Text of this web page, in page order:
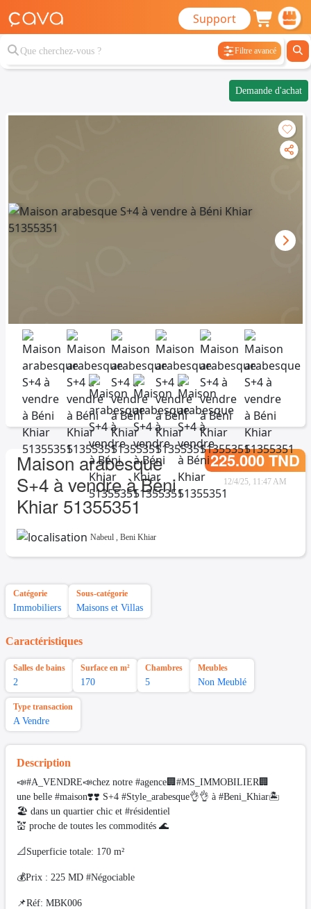
Support
Filtre avancé
Demande d'achat
Maison arabesque
S+4 à vendre à Béni
Khiar 51355351
225.000 TND
12/4/25, 11:47 AM
Nabeul , Beni Khiar
Catégorie
Immobiliers
Sous-catégorie
Maisons et Villas
Caractéristiques
Salles de bains
2
Surface en m²
170
Chambres
5
Meubles
Non Meublé
Type transaction
A Vendre
Description
📣#A_VENDRE📣chez notre #agence🏢#MS_IMMOBILIER🏢
une belle #maison❣️❣️ S+4 #Style_arabesque👌👌 à #Beni_Khiar🏝
🏖 dans un quartier chic et #résidentiel
💒 proche de toutes les commodités 🌊
📐Superficie totale: 170 m²
💰Prix : 225 MD #Négociable
📌Réf: MBK006